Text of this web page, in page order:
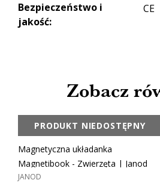
Bezpieczeństwo i
jakość:
CE
Zobacz
Magnetyczna układanka
Magnetibook - Zwierzęta | Janod
JANOD
PRODUKT NIEDOSTĘPNY